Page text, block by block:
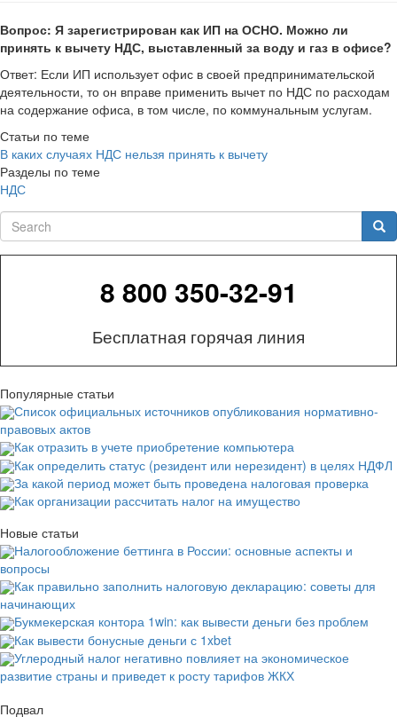
Вопрос: Я зарегистрирован как ИП на ОСНО. Можно ли
принять к вычету НДС, выставленный за воду и газ в офисе?
Ответ: Если ИП использует офис в своей предпринимательской
деятельности, то он вправе применить вычет по НДС по расходам
на содержание офиса, в том числе, по коммунальным услугам.
Статьи по теме
В каких случаях НДС нельзя принять к вычету
Разделы по теме
НДС
Search
8 800 350-32-91
Бесплатная горячая линия
Популярные статьи
Список официальных источников опубликования нормативно-
правовых актов
Как отразить в учете приобретение компьютера
Как определить статус (резидент или нерезидент) в целях НДФЛ
За какой период может быть проведена налоговая проверка
Как организации рассчитать налог на имущество
Новые статьи
Налогообложение беттинга в России: основные аспекты и
вопросы
Как правильно заполнить налоговую декларацию: советы для
начинающих
Букмекерская контора 1win: как вывести деньги без проблем
Как вывести бонусные деньги с 1xbet
Углеродный налог негативно повлияет на экономическое
развитие страны и приведет к росту тарифов ЖКХ
Подвал